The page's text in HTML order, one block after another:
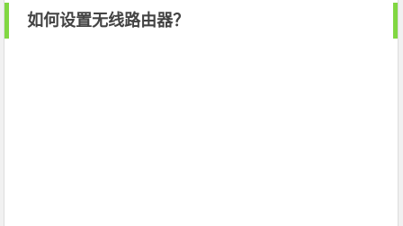
如何设置无线路由器？